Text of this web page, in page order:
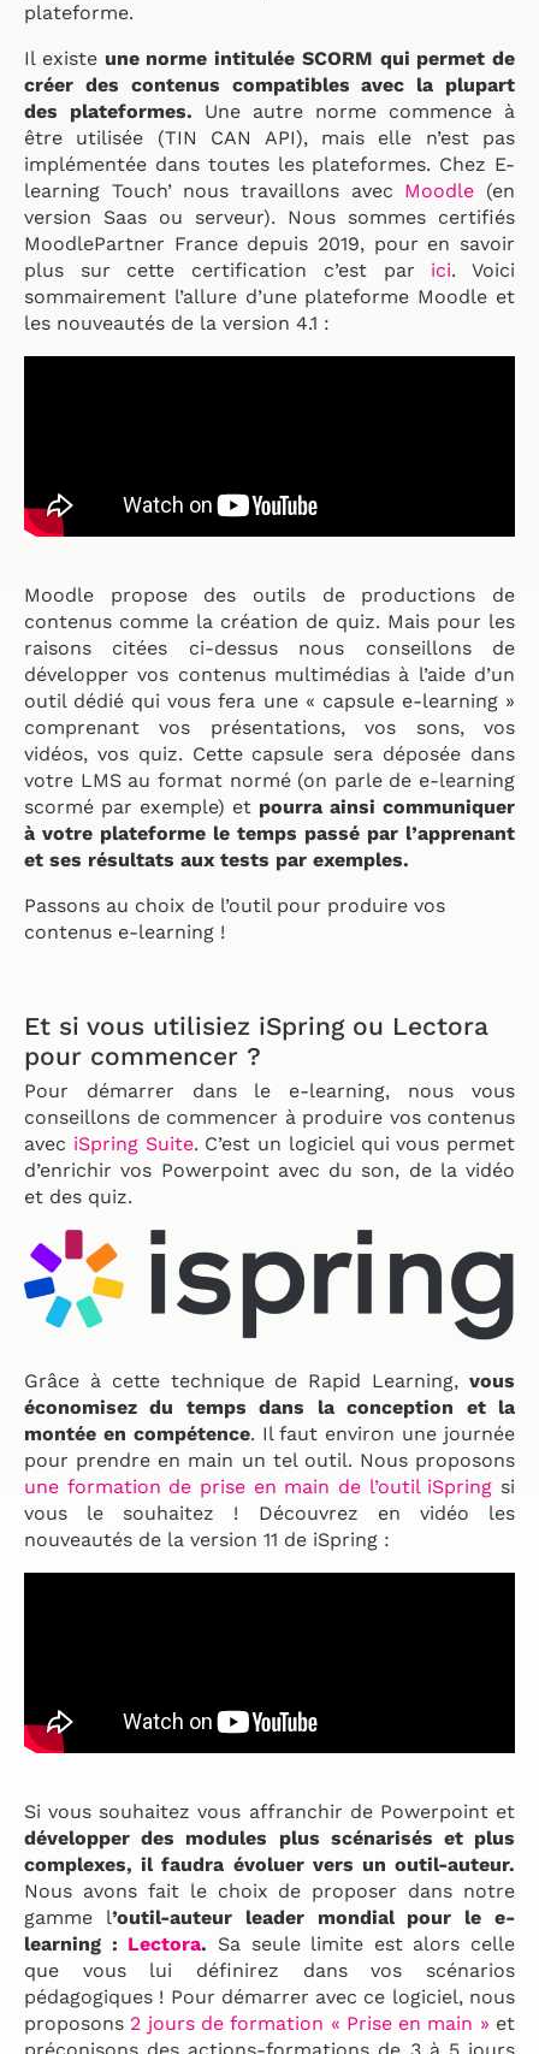
plateforme.
Il existe une norme intitulée SCORM qui permet de
créer des contenus compatibles avec la plupart
des plateformes. Une autre norme commence à
être utilisée (TIN CAN API), mais elle n’est pas
implémentée dans toutes les plateformes. Chez E-
learning Touch’ nous travaillons avec Moodle (en
version Saas ou serveur). Nous sommes certifiés
MoodlePartner France depuis 2019, pour en savoir
plus sur cette certification c’est par ici. Voici
sommairement l’allure d’une plateforme Moodle et
les nouveautés de la version 4.1 :
Moodle propose des outils de productions de
contenus comme la création de quiz. Mais pour les
raisons citées ci-dessus nous conseillons de
développer vos contenus multimédias à l’aide d’un
outil dédié qui vous fera une « capsule e-learning »
comprenant vos présentations, vos sons, vos
vidéos, vos quiz. Cette capsule sera déposée dans
votre LMS au format normé (on parle de e-learning
scormé par exemple) et pourra ainsi communiquer
à votre plateforme le temps passé par l’apprenant
et ses résultats aux tests par exemples.
Passons au choix de l’outil pour produire vos
contenus e-learning !
Et si vous utilisiez iSpring ou Lectora
pour commencer ?
Pour démarrer dans le e-learning, nous vous
conseillons de commencer à produire vos contenus
avec iSpring Suite. C’est un logiciel qui vous permet
d’enrichir vos Powerpoint avec du son, de la vidéo
et des quiz.
Grâce à cette technique de Rapid Learning, vous
économisez du temps dans la conception et la
montée en compétence. Il faut environ une journée
pour prendre en main un tel outil. Nous proposons
une formation de prise en main de l’outil iSpring si
vous le souhaitez ! Découvrez en vidéo les
nouveautés de la version 11 de iSpring :
Si vous souhaitez vous affranchir de Powerpoint et
développer des modules plus scénarisés et plus
complexes, il faudra évoluer vers un outil-auteur.
Nous avons fait le choix de proposer dans notre
gamme l’outil-auteur leader mondial pour le e-
learning : Lectora. Sa seule limite est alors celle
que vous lui définirez dans vos scénarios
pédagogiques ! Pour démarrer avec ce logiciel, nous
proposons 2 jours de formation « Prise en main » et